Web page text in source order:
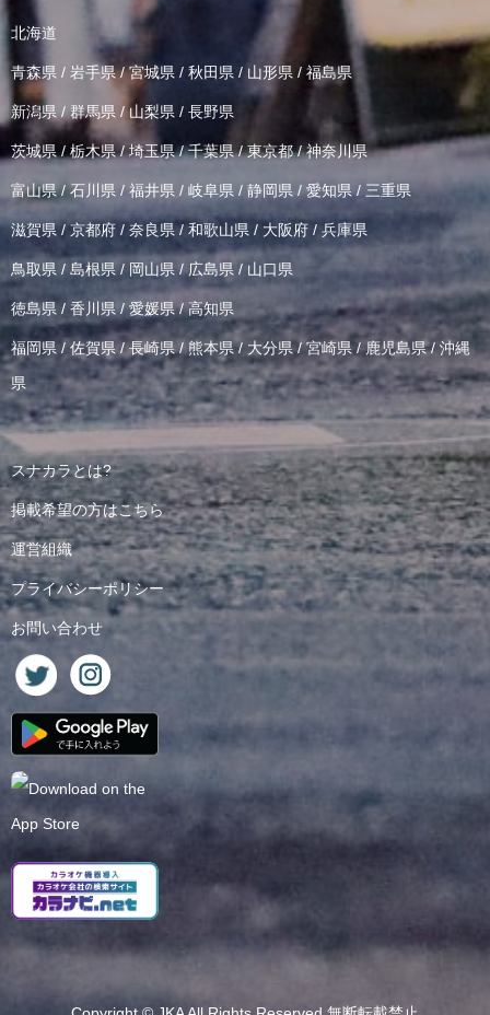
北海道
青森県 / 岩手県/宮城県 / 秋田県 / 山形県 / 福島県
新潟県 / 群馬県 / 山梨県 / 長野県
茨城県 / 栃木県 / 埼玉県/千葉県/東京都/神奈川県
富山県/石川県 / 福井県 / 岐阜県 / 静岡県 / 愛知県/ 三重県
滋賀県/ 京都府 / 奈良県/ 和歌山県 / 大阪府 / 兵庫県
鳥取県 / 島根県/ 岡山県 / 広島県 / 山口県
徳島県 / 香川県 /愛媛県/高知県
福岡県 / 佐賀県/長崎県/ 熊本県/ 大分県 /宮崎県 /鹿児島県/ 沖縄
県
スナカラとは?
掲載希望の方はこちら
運営組織
プライバシーポリシー
お問い合わせ